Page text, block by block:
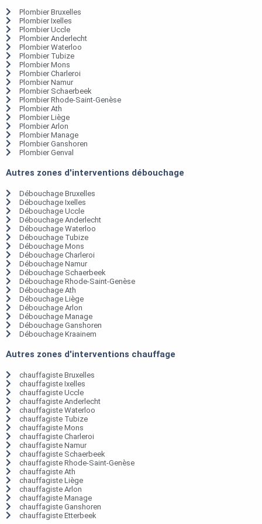
Plombier Bruxelles
Plombier Ixelles
Plombier Uccle
Plombier Anderlecht
Plombier Waterloo
Plombier Tubize
Plombier Mons
Plombier Charleroi
Plombier Namur
Plombier Schaerbeek
Plombier Rhode-Saint-Genèse
Plombier Ath
Plombier Liège
Plombier Arlon
Plombier Manage
Plombier Ganshoren
Plombier Genval
Autres zones d'interventions débouchage
Débouchage Bruxelles
Débouchage Ixelles
Débouchage Uccle
Débouchage Anderlecht
Débouchage Waterloo
Débouchage Tubize
Débouchage Mons
Débouchage Charleroi
Débouchage Namur
Débouchage Schaerbeek
Débouchage Rhode-Saint-Genèse
Débouchage Ath
Débouchage Liège
Débouchage Arlon
Débouchage Manage
Débouchage Ganshoren
Débouchage Kraainem
Autres zones d'interventions chauffage
chauffagiste Bruxelles
chauffagiste Ixelles
chauffagiste Uccle
chauffagiste Anderlecht
chauffagiste Waterloo
chauffagiste Tubize
chauffagiste Mons
chauffagiste Charleroi
chauffagiste Namur
chauffagiste Schaerbeek
chauffagiste Rhode-Saint-Genèse
chauffagiste Ath
chauffagiste Liège
chauffagiste Arlon
chauffagiste Manage
chauffagiste Ganshoren
chauffagiste Etterbeek